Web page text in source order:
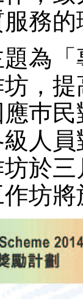
務的
為
，
巿
人
於
坊